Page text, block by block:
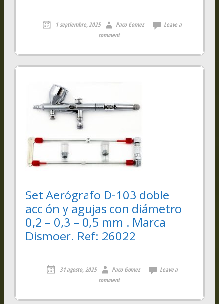
1 septiembre, 2025 Paco Gomez
Leave a
comment
Set Aerógrafo D-103 doble
acción y agujas con diámetro
0,2 – 0,3 – 0,5 mm . Marca
Dismoer. Ref: 26022
31 agosto, 2025 Paco Gomez
Leave a
comment